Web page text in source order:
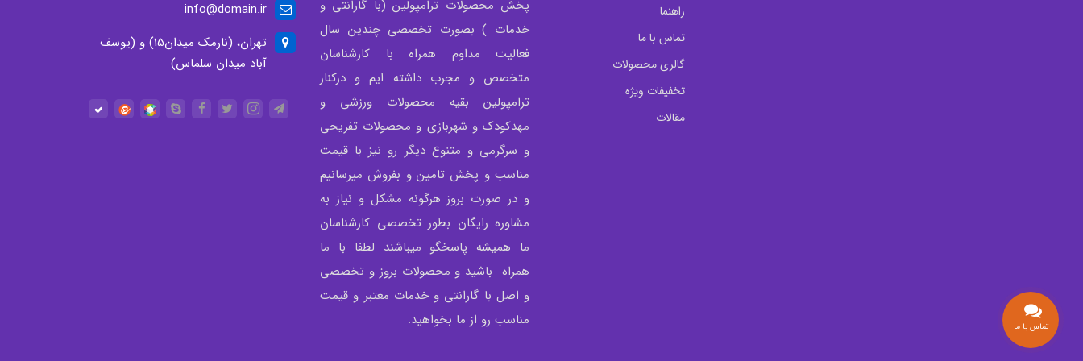
تماس با ما
راهنما
تماس با ما
گالری محصولات
تخفیفات ویژه
مقالات
پخش محصولات ترامپولین (با گارانتی و
خدمات ) بصورت تخصصی چندین سال
فعالیت مداوم همراه با کارشناسان
متخصص و مجرب داشته ایم و درکنار
ترامپولین بقیه محصولات ورزشی و
مهدکودک و شهربازی و محصولات تفریحی
و سرگرمی و متنوع دیگر رو نیز با قیمت
مناسب و پخش تامین و بفروش میرسانیم
و در صورت بروز هرگونه مشکل و نیاز به
مشاوره رایگان بطور تخصصی کارشناسان
ما همیشه پاسخگو میباشند لطفا با ما
همراه باشید و محصولات بروز و تخصصی
و اصل با گارانتی و خدمات معتبر و قیمت
مناسب رو از ما بخواهید.
info@domain.ir
تهران، (نارمک میدان15) و (یوسف
آباد میدان سلماس)